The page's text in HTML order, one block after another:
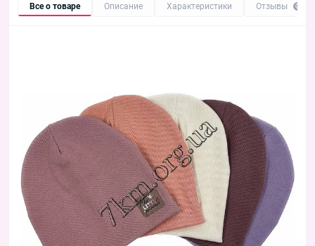
Все о товаре Описание Характеристики Отзывы 0